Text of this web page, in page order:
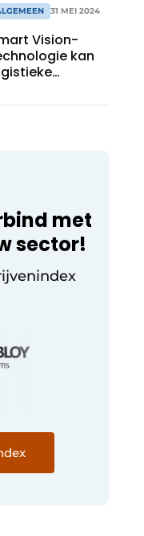
31 MEI 2024
Vision-
kan
efficiënter
met
sector!